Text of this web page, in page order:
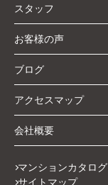
スタッフ
お客様の声
ブログ
アクセスマップ
会社概要
マンションカタログ
サイトマップ